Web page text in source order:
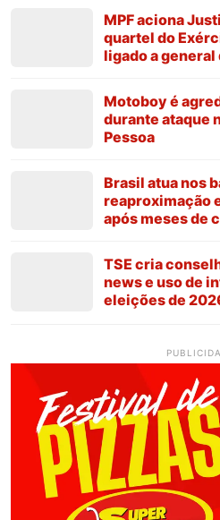
MPF aciona
quartel do
ligado a general
Motoboy é
durante ataque
Pessoa
Brasil atua nos
reaproximação
após meses de
TSE cria
news e uso de
eleições de